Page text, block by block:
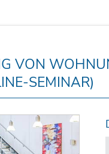
VON
SEMINAR)